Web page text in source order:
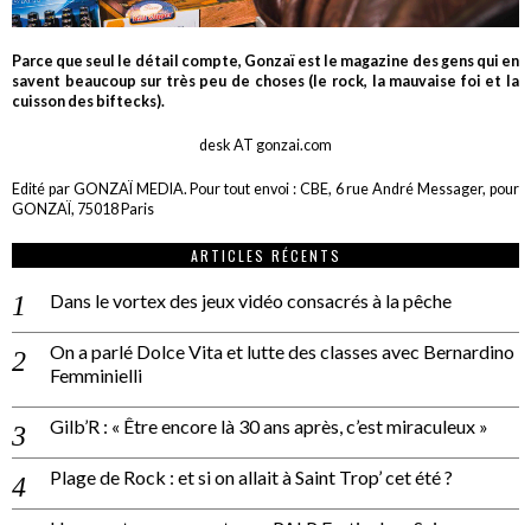
Parce que seul le détail compte, Gonzaï est le magazine des gens qui en
savent beaucoup sur très peu de choses (le rock, la mauvaise foi et la
cuisson des biftecks).
desk AT gonzai.com
Edité par GONZAÏ MEDIA. Pour tout envoi : CBE, 6 rue André Messager, pour
GONZAÏ, 75018 Paris
ARTICLES RÉCENTS
Dans le vortex des jeux vidéo consacrés à la pêche
On a parlé Dolce Vita et lutte des classes avec Bernardino
Femminielli
Gilb’R : « Être encore là 30 ans après, c’est miraculeux »
Plage de Rock : et si on allait à Saint Trop’ cet été ?